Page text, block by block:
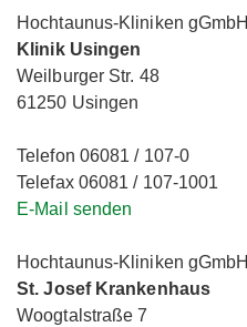
Hochtaunus-Kliniken gGmbH
Klinik Usingen
Weilburger Str. 48
61250 Usingen
Telefon 06081 / 107-0
Telefax 06081 / 107-1001
E-Mail senden
Hochtaunus-Kliniken gGmbH
St. Josef Krankenhaus
Woogtalstraße 7